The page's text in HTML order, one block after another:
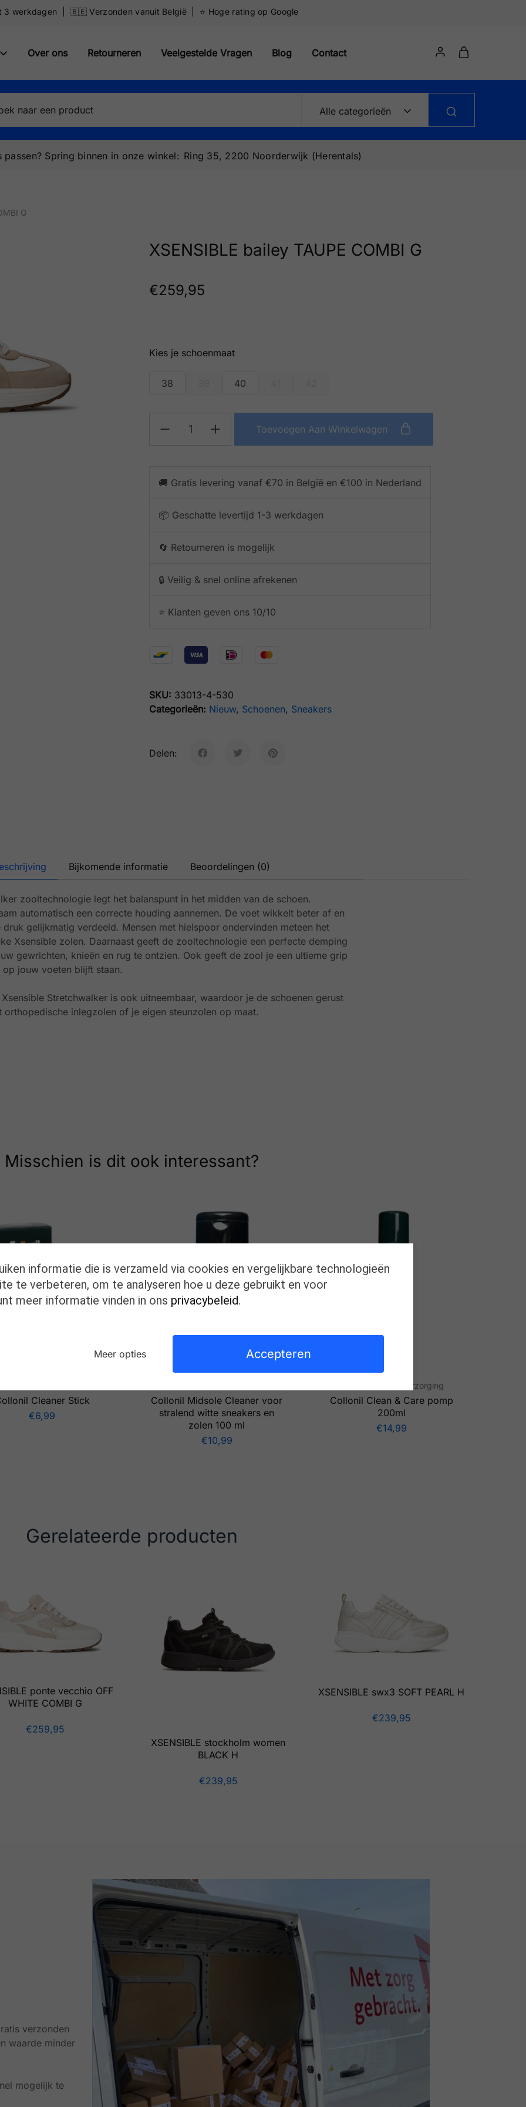
3 werkdagen | 🇧🇪 Verzonden vanuit België | ⭐️ Hoge rating op Google
Over ons Retourneren Veelgestelde Vragen Blog Contact
Alle categorieën
passen? Spring binnen in onze winkel: Ring 35, 2200 Noorderwijk (Herentals)
G
XSENSIBLE bailey TAUPE COMBI G
€259,95
schoenmaat
38 40
Toevoegen Aan Winkelwagen
🚚 Gratis levering vanaf €70 in België en €100 in Nederland
📦 Geschatte levertijd 1-3 werkdagen
🔄 Retourneren is mogelijk
🔒 Veilig & snel online afrekenen
⭐️ Klanten geven ons 10/10
SKU: 33013-4-530
Categorieën: Nieuw, Schoenen, Sneakers
Delen:
Bijkomende informatie Beoordelingen (0)
zooltechnologie legt het balanspunt in het midden van de schoen.
automatisch een correcte houding aannemen. De voet wikkelt beter af en
gelijkmatig verdeeld. Mensen met hielspoor ondervinden meteen het
Xsensible zolen. Daarnaast geeft de zooltechnologie een perfecte demping
gewrichten, knieën en rug te ontzien. Ook geeft de zool je een ultieme grip
jouw voeten blijft staan.
Stretchwalker is ook uitneembaar, waardoor je de schoenen gerust
orthopedische inlegzolen of je eigen steunzolen op maat.
Misschien is dit ook interessant?
Cleaner Stick
€6,99
Collonil Midsole Cleaner voor
stralend witte sneakers en
zolen 100 ml
€10,99
Voet- en schoenverzorging
Collonil Clean & Care pomp
200ml
€14,99
Gerelateerde producten
ponte vecchio OFF
WHITE COMBI G
€259,95
XSENSIBLE stockholm women
BLACK H
€239,95
XSENSIBLE swx3 SOFT PEARL H
€239,95
verzonden
waarde minder
mogelijk te
informatie die is verzameld via cookies en vergelijkbare technologieën
te verbeteren, om te analyseren hoe u deze gebruikt en voor
meer informatie vinden in ons privacybeleid.
Meer opties Accepteren